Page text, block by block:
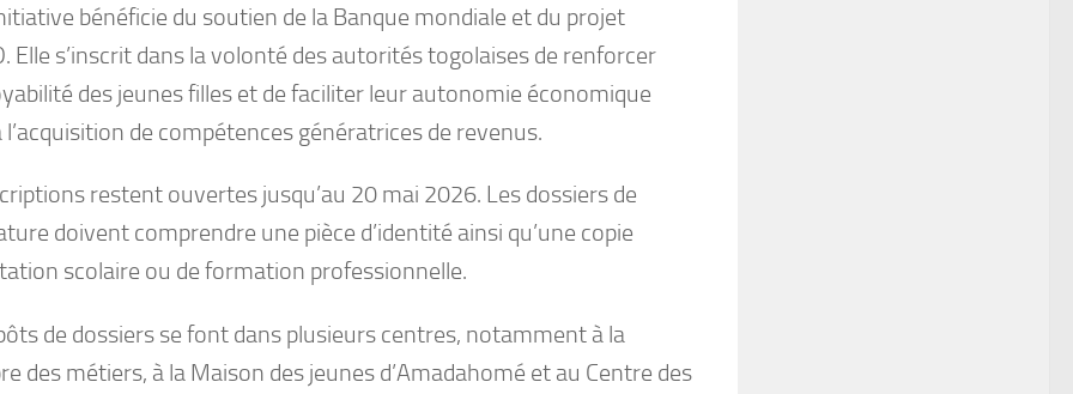
bénéficie du soutien de la Banque mondiale et du projet
Elle s’inscrit dans la volonté des autorités togolaises de renforcer
des jeunes filles et de faciliter leur autonomie économique
l’acquisition de compétences génératrices de revenus.
restent ouvertes jusqu’au 20 mai 2026. Les dossiers de
doivent comprendre une pièce d’identité ainsi qu’une copie
scolaire ou de formation professionnelle.
de dossiers se font dans plusieurs centres, notamment à la
des métiers, à la Maison des jeunes d’Amadahomé et au Centre des